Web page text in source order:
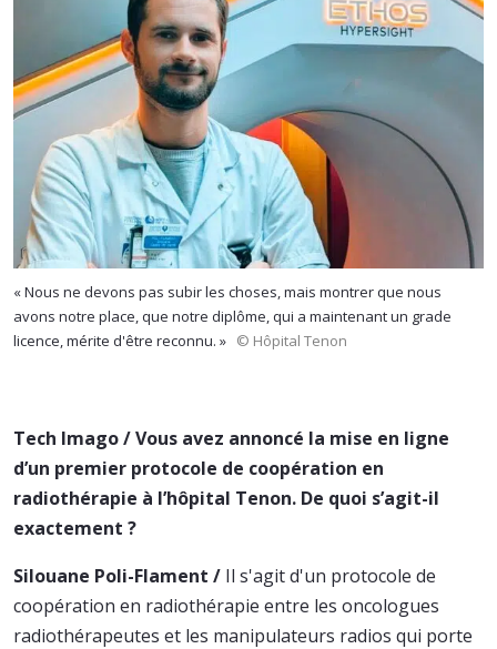
« Nous ne devons pas subir les choses, mais montrer que nous
avons notre place, que notre diplôme, qui a maintenant un grade
licence, mérite d'être reconnu. » © Hôpital Tenon
Tech Imago / Vous avez annoncé la mise en ligne
d’un premier protocole de coopération en
radiothérapie à l’hôpital Tenon. ​​​​De quoi s’agit-il
exactement ?
Silouane Poli-Flament / Il s'agit d'un protocole de
coopération en radiothérapie entre les oncologues
radiothérapeutes et les manipulateurs radios qui porte